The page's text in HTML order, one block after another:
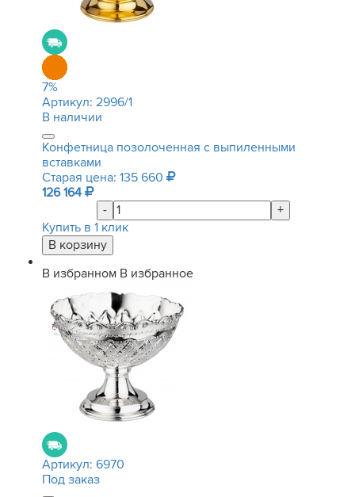
7%
Артикул: 2996/1
В наличии
Конфетница позолоченная с выпиленными
вставками
Старая цена: 135 660
126 164
-
+
Купить в 1 клик
В избранном В избранное
Артикул: 6970
Под заказ